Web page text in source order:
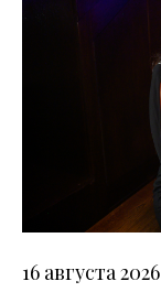
16 августа 2026